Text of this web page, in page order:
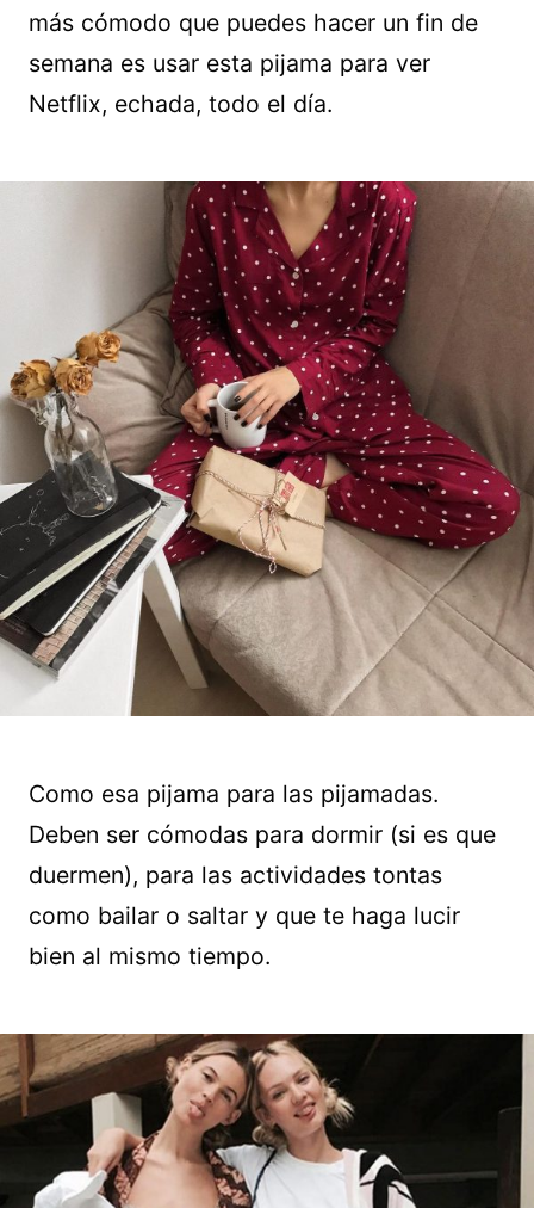
más cómodo que puedes hacer un fin de
semana es usar esta pijama para ver
Netflix, echada, todo el día.
Como esa pijama para las pijamadas.
Deben ser cómodas para dormir (si es que
duermen), para las actividades tontas
como bailar o saltar y que te haga lucir
bien al mismo tiempo.